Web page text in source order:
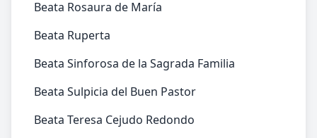
Beata Rosaura de María
Beata Ruperta
Beata Sinforosa de la Sagrada Familia
Beata Sulpicia del Buen Pastor
Beata Teresa Cejudo Redondo